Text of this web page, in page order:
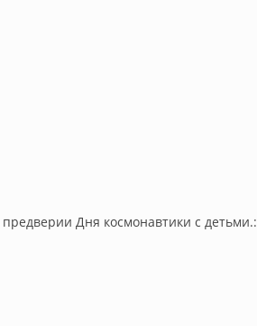
Дня космонавтики с детьми.: